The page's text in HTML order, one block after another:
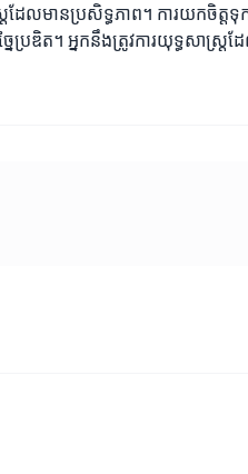
រដែលមានប្រសិទ្ធភាព។ ការយក
ប្រឌិត។ អ្នកនឹងត្រូវការយុទ្ធសាស្ត្រ